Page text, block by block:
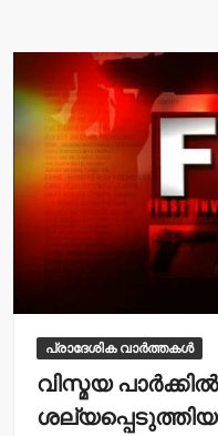
A
p
p
b
o
o
k
പ്രാദേശിക വാർത്തകൾ
വിസ്മയ